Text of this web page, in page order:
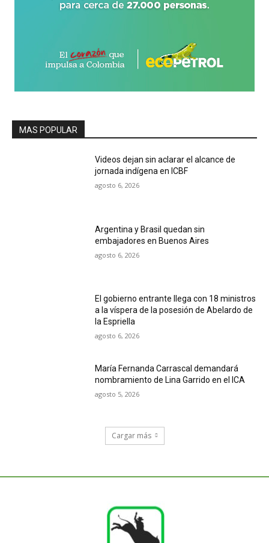
MAS POPULAR
Videos dejan sin aclarar el alcance de
jornada indígena en ICBF
agosto 6, 2026
Argentina y Brasil quedan sin
embajadores en Buenos Aires
agosto 6, 2026
El gobierno entrante llega con 18 ministros
a la víspera de la posesión de Abelardo de
la Espriella
agosto 6, 2026
María Fernanda Carrascal demandará
nombramiento de Lina Garrido en el ICA
agosto 5, 2026
Cargar más